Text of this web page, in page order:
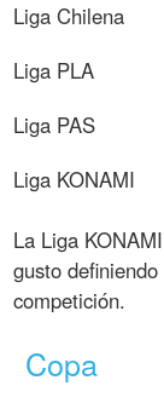
Liga Chilena
Liga PLA
Liga PAS
Liga KONAMI
La Liga
gusto
competición.
Copa